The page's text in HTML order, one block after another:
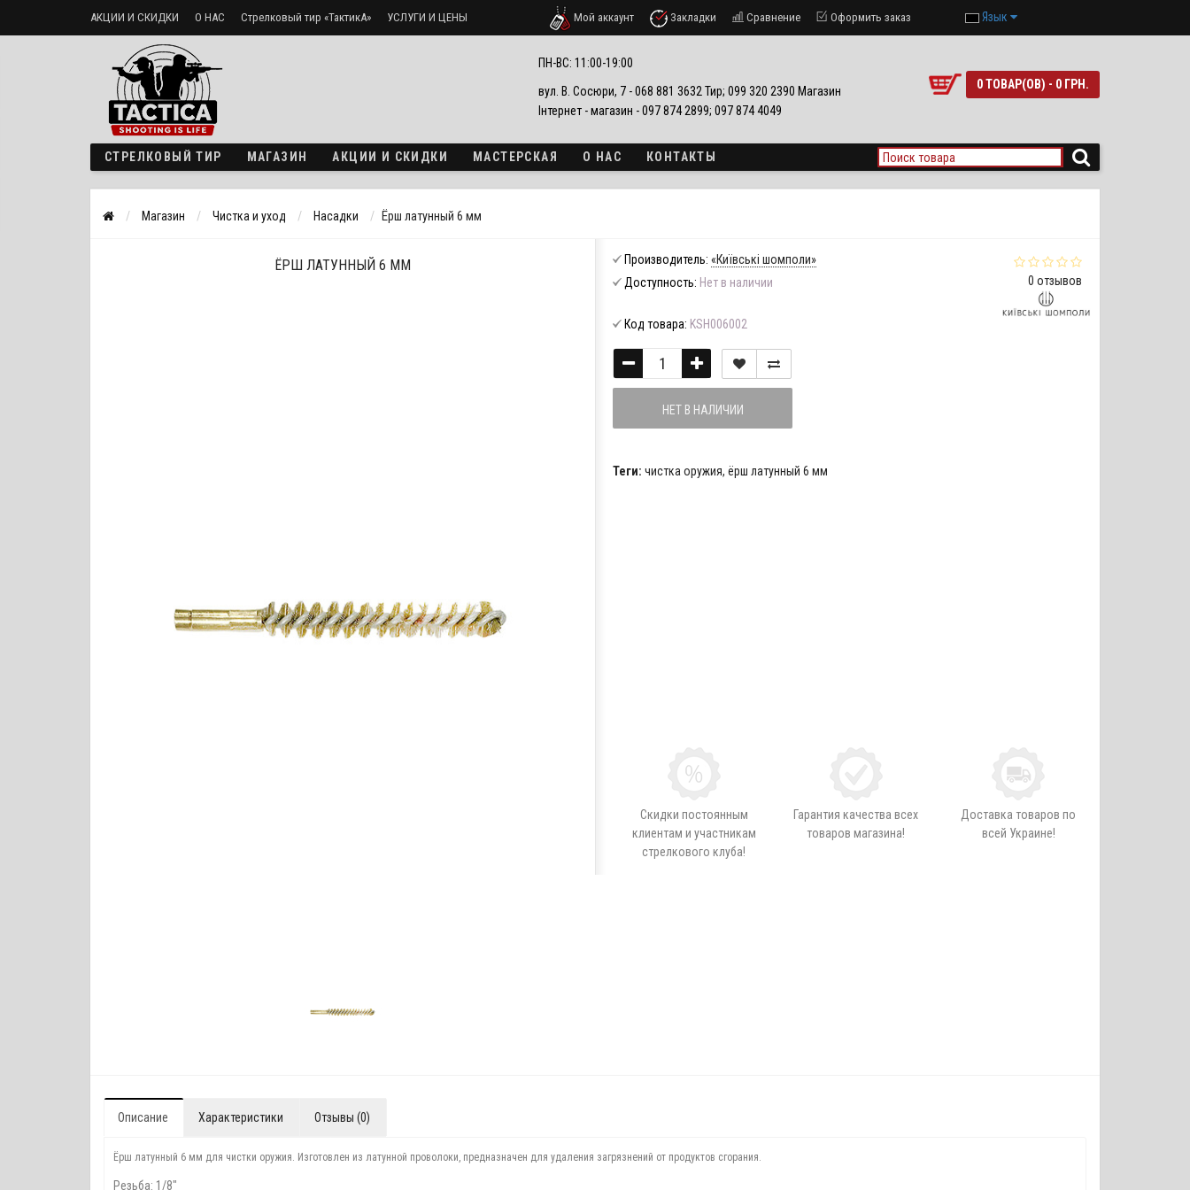
АКЦИИ И СКИДКИ О НАС Стрелковый тир «ТактикА» УСЛУГИ И ЦЕНЫ
Доставка и оплата
Мой аккаунт Закладки Сравнение Оформить заказ Язык
ПН-ВС: 11:00-19:00
вул. В. Сосюри, 7 - 068 881 3632 Тир; 099 320 2390 Магазин
Інтернет - магазин - 097 874 2899; 097 874 4049
0 ТОВАР(ОВ) - 0 ГРН.
СТРЕЛКОВЫЙ ТИР МАГАЗИН АКЦИИ И СКИДКИ МАСТЕРСКАЯ О НАС КОНТАКТЫ
Магазин Чистка и уход Насадки Ёрш латунный 6 мм
ЁРШ ЛАТУННЫЙ 6 ММ
0 отзывов
Производитель: «Київські шомполи»
Доступность: Нет в наличии
Код товара: KSH006002
НЕТ В НАЛИЧИИ
Теги: чистка оружия, ёрш латунный 6 мм
Скидки постоянным
клиентам и участникам
стрелкового клуба!
Гарантия качества всех
товаров магазина!
Доставка товаров по
всей Украине!
Описание Характеристики Отзывы (0)
Ёрш латунный 6 мм для чистки оружия. Изготовлен из латунной проволоки, предназначен для удаления загрязнений от продуктов сгорания.
Резьба: 1/8"